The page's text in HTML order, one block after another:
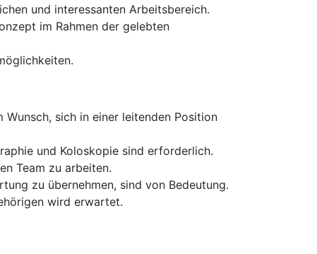
und interessanten Arbeitsbereich.
im Rahmen der gelebten
sich in einer leitenden Position
und Koloskopie sind erforderlich.
Team zu arbeiten.
zu übernehmen, sind von Bedeutung.
wird erwartet.